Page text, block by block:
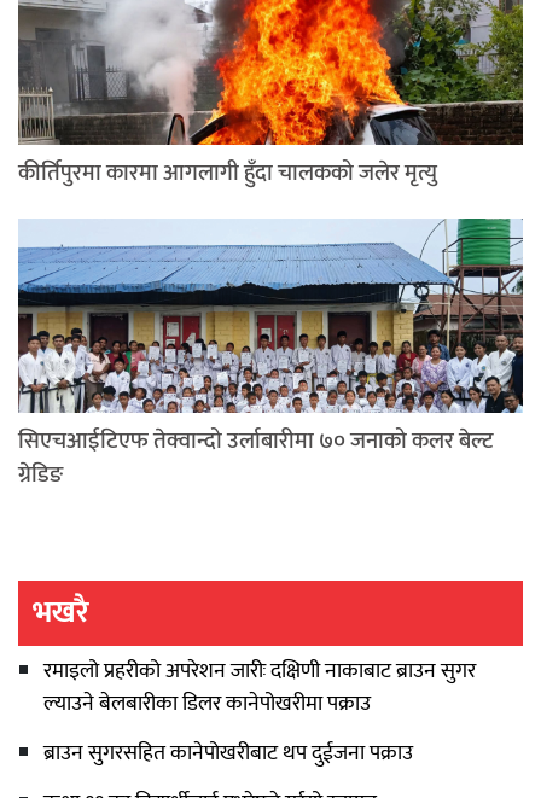
कीर्तिपुरमा कारमा आगलागी हुँदा चालकको जलेर मृत्यु
सिएचआईटिएफ तेक्वान्दो उर्लाबारीमा ७० जनाको कलर बेल्ट
ग्रेडिङ
भखरै
रमाइलो प्रहरीको अपरेशन जारीः दक्षिणी नाकाबाट ब्राउन सुगर
ल्याउने बेलबारीका डिलर कानेपोखरीमा पक्राउ
ब्राउन सुगरसहित कानेपोखरीबाट थप दुईजना पक्राउ